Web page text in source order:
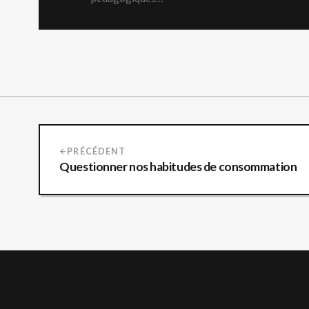
PRÉCÉDENT
Questionner nos habitudes de consommation